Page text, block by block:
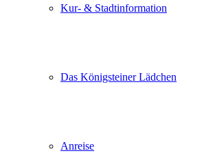
Kur- & Stadtinformation
Das Königsteiner Lädchen
Anreise